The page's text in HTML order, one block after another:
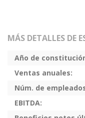
MÁS DETALLES DE
Año de
Ventas anuales:
Núm. de
EBITDA: